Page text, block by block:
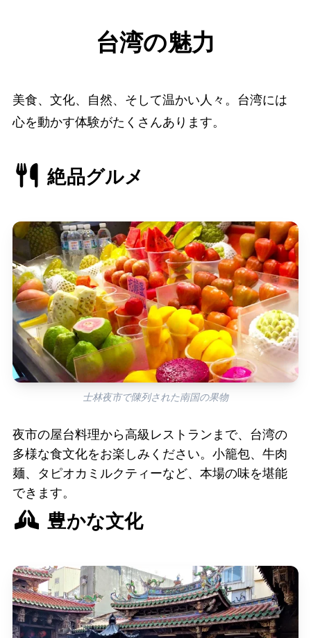
台湾の魅力
美食、文化、自然、そして温かい人々。台湾には
心を動かす体験がたくさんあります。
絶品グルメ
士林夜市で陳列された南国の果物
夜市の屋台料理から高級レストランまで、台湾の
多様な食文化をお楽しみください。小籠包、牛肉
麺、タピオカミルクティーなど、本場の味を堪能
できます。
豊かな文化